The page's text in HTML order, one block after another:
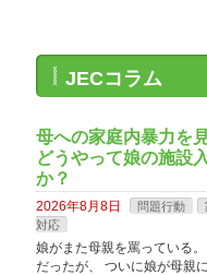
JECコラム
母への家庭内暴力を
どうやって娘の施設
か？
2026年8月8日 問題行動
対応
娘がまた母親を罵っている
だったが、 ついに娘が母親